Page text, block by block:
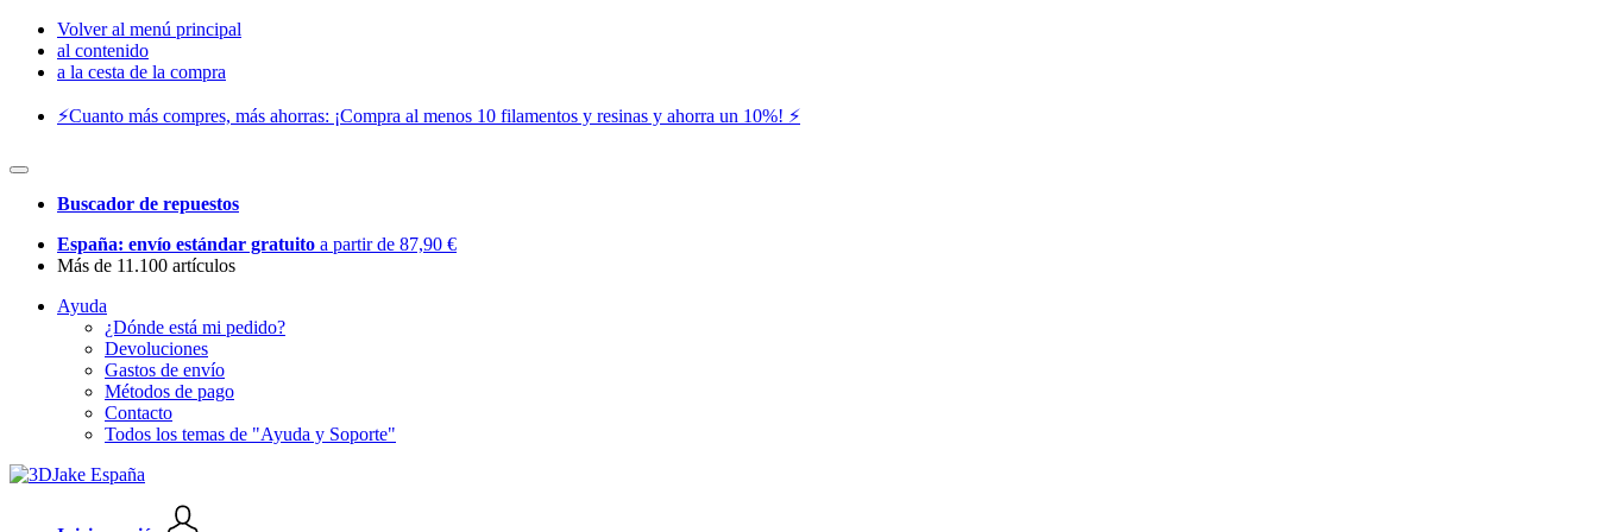
Volver al menú principal
al contenido
a la cesta de la compra
⚡️Cuanto más compres, más ahorras: ¡Compra al menos 10 filamentos y resinas y ahorra un 10%! ⚡️
Buscador de repuestos
España: envío estándar gratuito a partir de 87,90 €
Más de 11.100 artículos
Ayuda
¿Dónde está mi pedido?
Devoluciones
Gastos de envío
Métodos de pago
Contacto
Todos los temas de "Ayuda y Soporte"